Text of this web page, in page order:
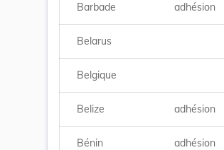
Barbade adhésion
Belarus
Belgique
Belize adhésion
Bénin adhésion